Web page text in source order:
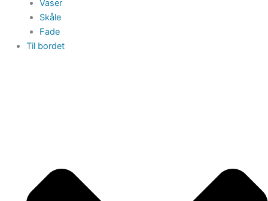
Vaser
Skåle
Fade
Til bordet